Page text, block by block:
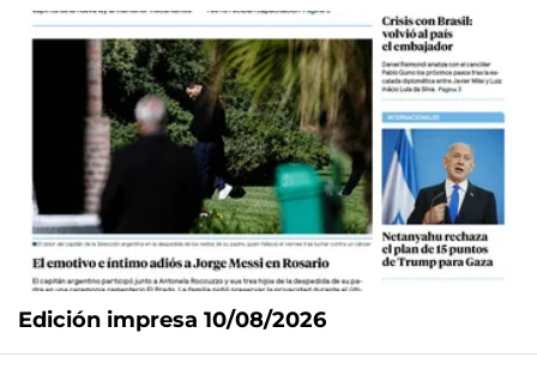
Edición impresa 10/08/2026